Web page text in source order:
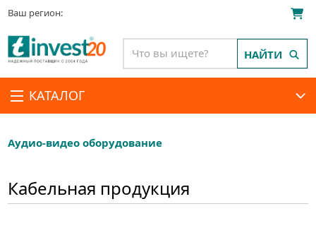
Ваш регион:
КАТАЛОГ
НАЙТИ
Аудио-видео оборудование
Кабельная продукция